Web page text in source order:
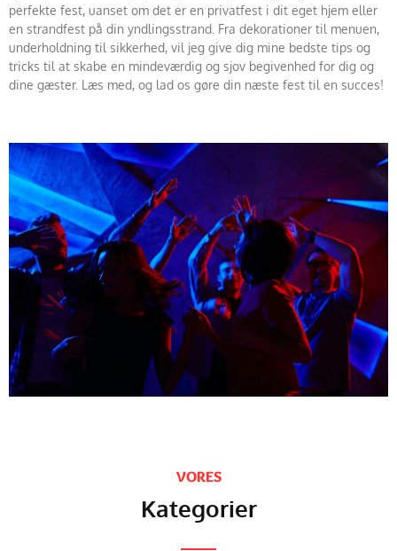
perfekte fest, uanset om det er en privatfest i dit eget hjem eller
en strandfest på din yndlingsstrand. Fra dekorationer til menuen,
underholdning til sikkerhed, vil jeg give dig mine bedste tips og
tricks til at skabe en mindeværdig og sjov begivenhed for dig og
dine gæster. Læs med, og lad os gøre din næste fest til en succes!
VORES
Kategorier